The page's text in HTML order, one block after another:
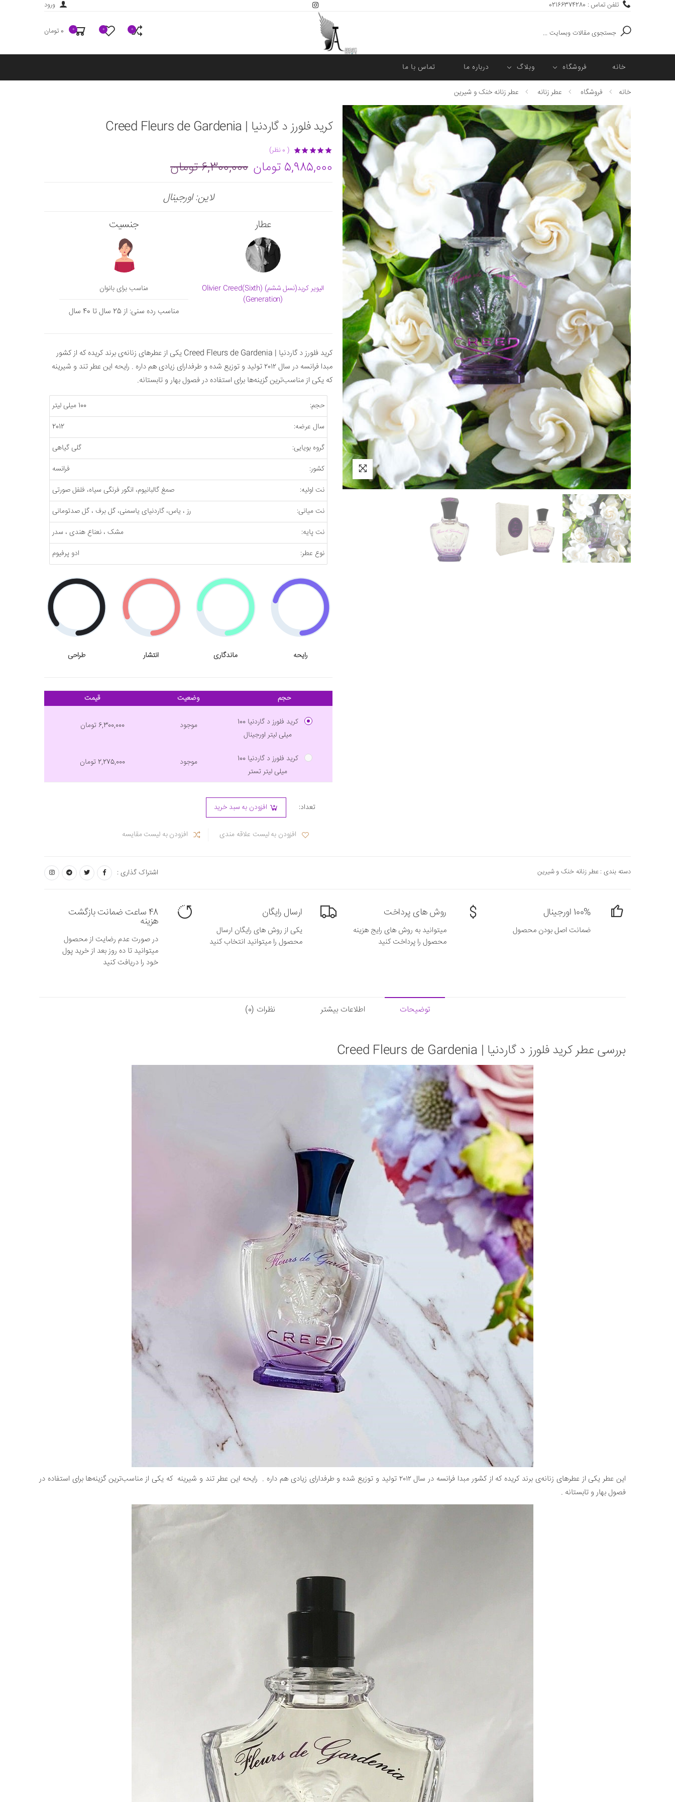
تلفن تماس : 02166374280 ورود
جستجو 0
0
0 0 تومان
خانه فروشگاه وبلاگ درباره ما تماس با ما
خانه فروشگاه عطر زنانه عطر زنانه خنک و شیرین
کرید فلورز د گاردنیا | Creed Fleurs de Gardenia
( 0 نظر)
5,985,000 تومان 6,300,000 تومان
لاین: اورجینال
عطار
الیویر کرید(نسل ششم) (Olivier Creed(Sixth
Generation))
جنسیت
مناسب برای بانوان
مناسب رده سنی: از 25 سال تا 40 سال
کرید فلورز د گاردنیا | Creed Fleurs de Gardenia یکی از عطرهای زنانه‌ی برند کریده که از کشور
مبدا فرانسه در سال ۲۰۱۲ تولید و توزیع شده و طرفدارای زیادی هم داره . رایحه این عطر تند و شیرینه
که یکی از مناسب‌ترین گزینه‌ها برای استفاده در فصول بهار و تابستانه.
حجم:
100 میلی لیتر
سال عرضه:
2012
گروه بویایی:
گلی گیاهی
کشور:
فرانسه
نت اولیه:
صمغ گالبانیوم، انگور فرنگی سیاه، فلفل صورتی
نت میانی:
رز ، یاس، گاردنیای یاسمنی، گل برف ، گل صدتومانی
نت پایه:
مشک ، نعناع هندی ، سدر
نوع عطر:
ادو پرفیوم
رایحه ماندگاری انتشار طراحی
حجم وضعیت قیمت
کرید فلورز د گاردنیا 100
میلی لیتر اورجینال
موجود 6,300,000 تومان
کرید فلورز د گاردنیا 100
میلی لیتر تستر
موجود 2,275,000 تومان
تعداد: افزودن به سبد خرید
افزودن به لیست علاقه مندی افزودن به لیست مقایسه
دسته بندی :عطر زنانه خنک و شیرین اشتراک گذاری :
100% اورجینال
ضمانت اصل بودن محصول
روش های پرداخت
میتوانید به روش های رایج هزینه
محصول را پرداخت کنید
ارسال رایگان
یکی از روش های رایگان ارسال
محصول را میتوانید انتخاب کنید
48 ساعت ضمانت بازگشت
هزینه
در صورت عدم رضایت از محصول
میتوانید تا ده روز بعد از خرید پول
خود را دریافت کنید
توضیحات اطلاعات بیشتر نظرات (0)
بررسی عطر کرید فلورز د گاردنیا | Creed Fleurs de Gardenia
این عطر یکی از عطرهای زنانه‌ی برند کریده که از کشور مبدا فرانسه در سال ۲۰۱۲ تولید و توزیع شده و طرفدارای زیادی هم داره . رایحه این عطر تند و شیرینه که یکی از مناسب‌ترین گزینه‌ها برای استفاده در
فصول بهار و تابستانه .